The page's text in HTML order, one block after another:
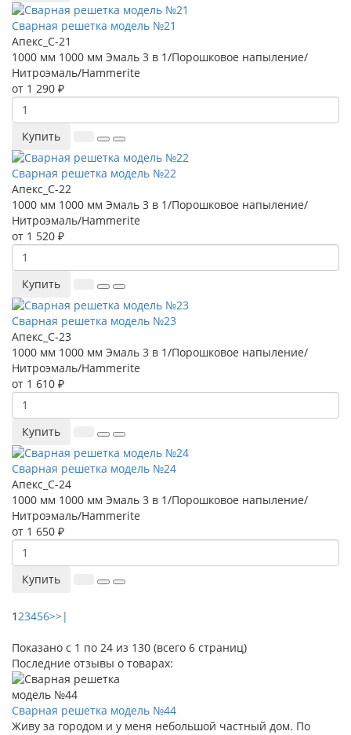
Сварная решетка модель №21
Апекс_С-21
1000 мм 1000 мм Эмаль 3 в 1/Порошковое напыление/
Нитроэмаль/Hammerite
от 1 290 ₽
Купить
Сварная решетка модель №22
Апекс_С-22
1000 мм 1000 мм Эмаль 3 в 1/Порошковое напыление/
Нитроэмаль/Hammerite
от 1 520 ₽
Купить
Сварная решетка модель №23
Апекс_С-23
1000 мм 1000 мм Эмаль 3 в 1/Порошковое напыление/
Нитроэмаль/Hammerite
от 1 610 ₽
Купить
Сварная решетка модель №24
Апекс_С-24
1000 мм 1000 мм Эмаль 3 в 1/Порошковое напыление/
Нитроэмаль/Hammerite
от 1 650 ₽
Купить
1 23456>>|
Показано с 1 по 24 из 130 (всего 6 страниц)
Последние отзывы о товарах:
Сварная решетка модель №44
Живу за городом и у меня небольшой частный дом. По